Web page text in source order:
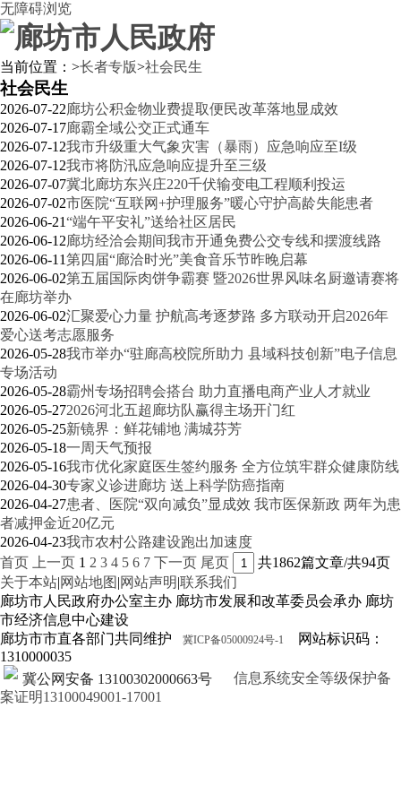
无障碍浏览
当前位置： >长者专版>社会民生
社会民生
2026-07-22廊坊公积金物业费提取便民改革落地显成效
2026-07-17廊霸全域公交正式通车
2026-07-12我市升级重大气象灾害（暴雨）应急响应至I级
2026-07-12我市将防汛应急响应提升至三级
2026-07-07冀北廊坊东兴庄220千伏输变电工程顺利投运
2026-07-02市医院“互联网+护理服务”暖心守护高龄失能患者
2026-06-21“端午平安礼”送给社区居民
2026-06-12廊坊经洽会期间我市开通免费公交专线和摆渡线路
2026-06-11第四届“廊洽时光”美食音乐节昨晚启幕
2026-06-02第五届国际肉饼争霸赛 暨2026世界风味名厨邀请赛将
在廊坊举办
2026-06-02汇聚爱心力量 护航高考逐梦路 多方联动开启2026年
爱心送考志愿服务
2026-05-28我市举办“驻廊高校院所助力 县域科技创新”电子信息
专场活动
2026-05-28霸州专场招聘会搭台 助力直播电商产业人才就业
2026-05-272026河北五超廊坊队赢得主场开门红
2026-05-25新镜界：鲜花铺地 满城芬芳
2026-05-18一周天气预报
2026-05-16我市优化家庭医生签约服务 全方位筑牢群众健康防线
2026-04-30专家义诊进廊坊 送上科学防癌指南
2026-04-27患者、医院“双向减负”显成效 我市医保新政 两年为患
者减押金近20亿元
2026-04-23我市农村公路建设跑出加速度
首页
上一页 1 2 3 4 5 6 7 下一页 尾页
共1862篇文章/共94页
关于本站|网站地图 |网站声明|联系我们
廊坊市人民政府办公室主办 廊坊市发展和改革委员会承办 廊坊
市经济信息中心建设
廊坊市市直各部门共同维护
冀ICP备05000924号-1
网站标识码：
1310000035
冀公网安备 13100302000663号
信息系统安全等级保护备
案证明13100049001-17001